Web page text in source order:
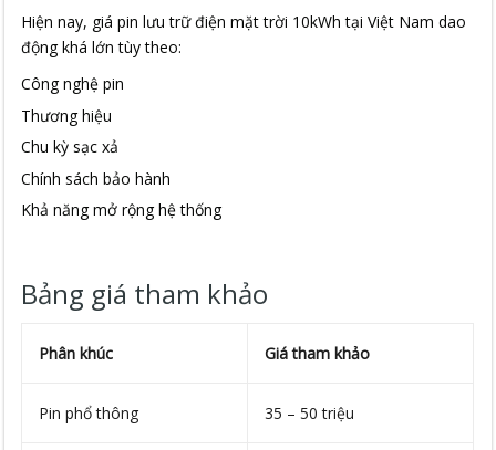
Hiện nay, giá pin lưu trữ điện mặt trời 10kWh tại Việt Nam dao
động khá lớn tùy theo:
Công nghệ pin
Thương hiệu
Chu kỳ sạc xả
Chính sách bảo hành
Khả năng mở rộng hệ thống
Bảng giá tham khảo
Phân khúc Giá tham khảo
Pin phổ thông 35 – 50 triệu